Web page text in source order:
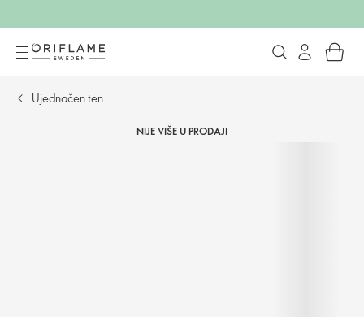
Ujednačen ten
NIJE VIŠE U PRODAJI